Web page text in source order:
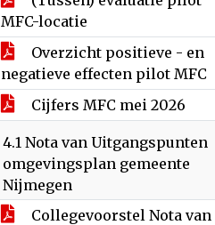
MFC-locatie
Overzicht positieve - en
negatieve effecten pilot MFC
Cijfers MFC mei 2026
4.1 Nota van Uitgangspunten
omgevingsplan gemeente
Nijmegen
Collegevoorstel Nota van